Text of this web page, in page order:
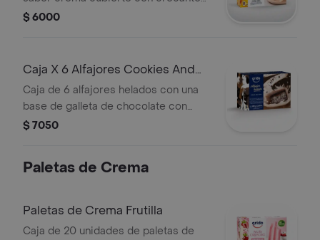
de maní.
$ 6000
Caja X 6 Alfajores Cookies And
Cream
Caja de 6 alfajores helados con una
base de galleta de chocolate con
dulce de leche y el más rico helado
$ 7050
Paletas de Crema
Paletas de Crema Frutilla
Caja de 20 unidades de paletas de